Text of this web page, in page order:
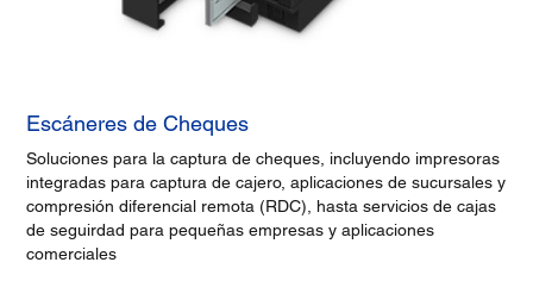
Escáneres de Cheques
Soluciones para la captura de cheques, incluyendo impresoras
integradas para captura de cajero, aplicaciones de sucursales y
compresión diferencial remota (RDC), hasta servicios de cajas
de seguirdad para pequeñas empresas y aplicaciones
comerciales